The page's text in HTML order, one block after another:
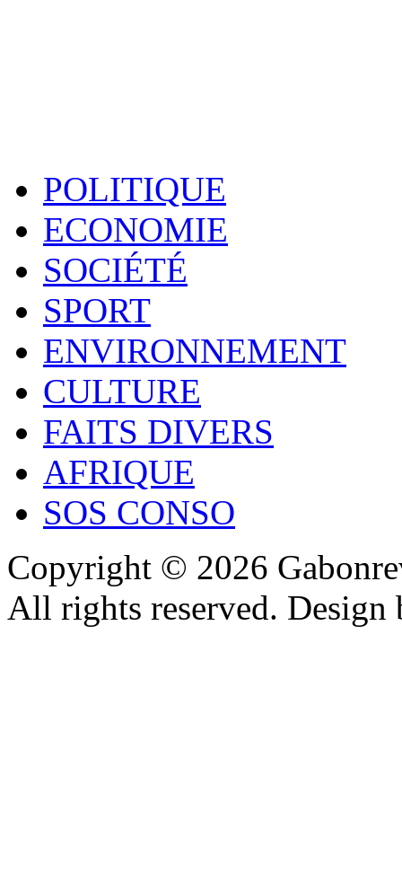
POLITIQUE
ECONOMIE
SOCIÉTÉ
SPORT
ENVIRONNEMENT
CULTURE
FAITS DIVERS
AFRIQUE
SOS CONSO
Copyright © 2026
All rights reserved.